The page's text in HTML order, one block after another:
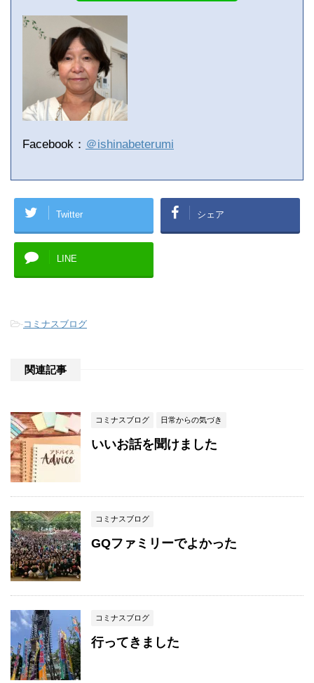
Facebook： ＠ishinabeterumi
Twitter シェア
LINE
-コミナスブログ
関連記事
コミナスブログ 日常からの気づき
いいお話を聞けました
コミナスブログ
GQファミリーでよかった
コミナスブログ
行ってきました